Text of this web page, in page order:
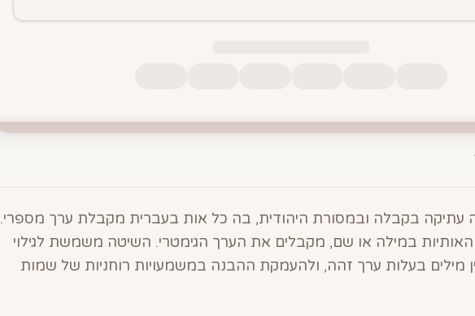
עתיקה בקבלה ובמסורת היהודית, בה כל אות בעברית מקבלת ערך מספרי.
האותיות במילה או שם, מקבלים את הערך הגימטרי. השיטה משמשת לגילוי
מילים בעלות ערך זהה, ולהעמקת ההבנה במשמעויות רוחניות של שמות